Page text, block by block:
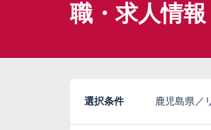
職・求人情報
選択条件 鹿児島県／